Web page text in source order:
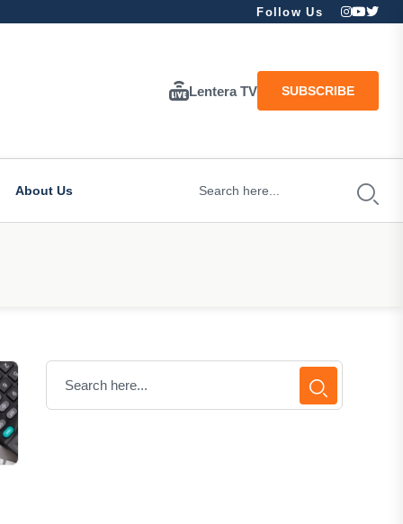
Follow Us
Lentera TV SUBSCRIBE
About Us